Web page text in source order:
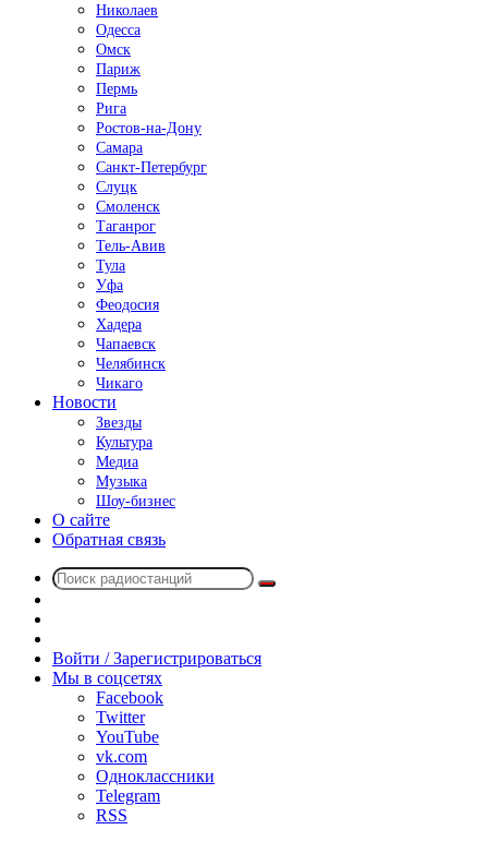
Николаев
Одесса
Омск
Париж
Пермь
Рига
Ростов-на-Дону
Самара
Санкт-Петербург
Слуцк
Смоленск
Таганрог
Тель-Авив
Тула
Уфа
Феодосия
Хадера
Чапаевск
Челябинск
Чикаго
Новости
Звезды
Культура
Медиа
Музыка
Шоу-бизнес
О сайте
Обратная связь
Поиск
радио
Войти / Зарегистрироваться
Мы в соцсетях
Facebook
Twitter
YouTube
vk.com
Одноклассники
Telegram
RSS